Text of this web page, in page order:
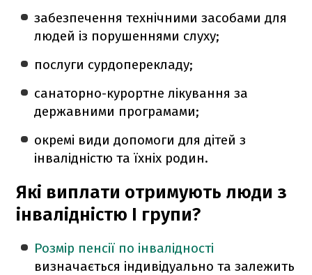
забезпечення технічними засобами для
людей із порушеннями слуху;
послуги сурдоперекладу;
санаторно-курортне лікування за
державними програмами;
окремі види допомоги для дітей з
інвалідністю та їхніх родин.
Які виплати отримують люди з
інвалідністю І групи?
Розмір пенсії по інвалідності
визначається індивідуально та залежить